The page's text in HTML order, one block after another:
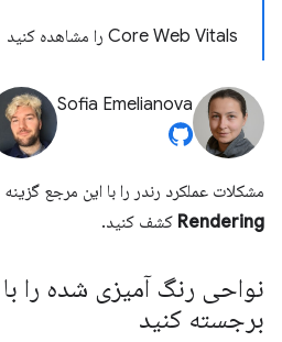
Core Web Vitals را مشاهده کنید
Sofia Emelianova
مشکلات عملکرد رندر را با این مرجع
Rendering کشف کنید.
نواحی رنگ آمیزی شده را
برجسته کنید